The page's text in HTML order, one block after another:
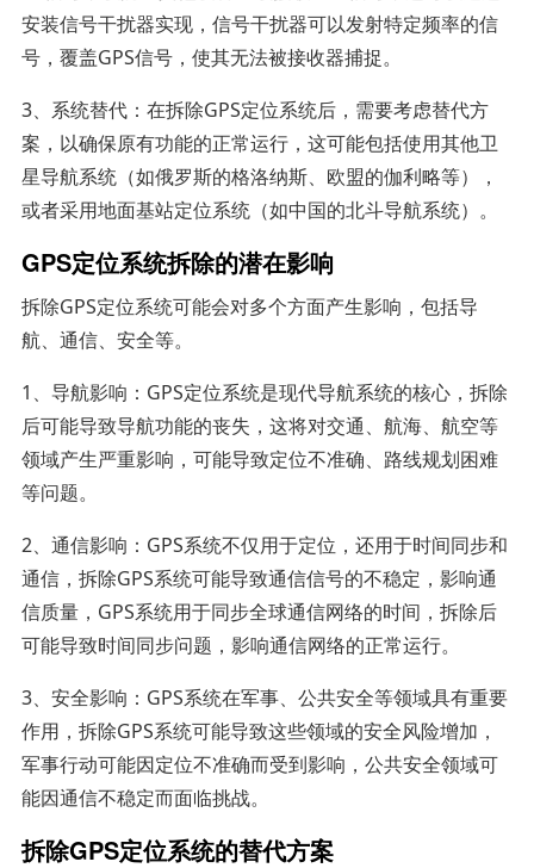
安装信号干扰器实现，信号干扰器可以发射特定频率的信
号，覆盖GPS信号，使其无法被接收器捕捉。
3、系统替代：在拆除GPS定位系统后，需要考虑替代方
案，以确保原有功能的正常运行，这可能包括使用其他卫
星导航系统（如俄罗斯的格洛纳斯、欧盟的伽利略等），
或者采用地面基站定位系统（如中国的北斗导航系统）。
GPS定位系统拆除的潜在影响
拆除GPS定位系统可能会对多个方面产生影响，包括导
航、通信、安全等。
1、导航影响：GPS定位系统是现代导航系统的核心，拆除
后可能导致导航功能的丧失，这将对交通、航海、航空等
领域产生严重影响，可能导致定位不准确、路线规划困难
等问题。
2、通信影响：GPS系统不仅用于定位，还用于时间同步和
通信，拆除GPS系统可能导致通信信号的不稳定，影响通
信质量，GPS系统用于同步全球通信网络的时间，拆除后
可能导致时间同步问题，影响通信网络的正常运行。
3、安全影响：GPS系统在军事、公共安全等领域具有重要
作用，拆除GPS系统可能导致这些领域的安全风险增加，
军事行动可能因定位不准确而受到影响，公共安全领域可
能因通信不稳定而面临挑战。
拆除GPS定位系统的替代方案